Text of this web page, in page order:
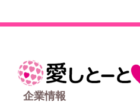
ホ
ー
企業情報